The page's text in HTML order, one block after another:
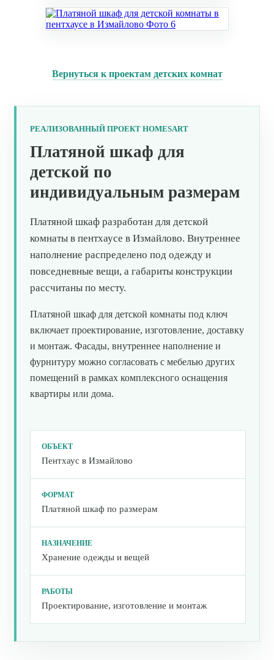
Вернуться к проектам детских комнат
РЕАЛИЗОВАННЫЙ ПРОЕКТ HOMESART
Платяной шкаф для
детской по
индивидуальным размерам
Платяной шкаф разработан для детской
комнаты в пентхаусе в Измайлово. Внутреннее
наполнение распределено под одежду и
повседневные вещи, а габариты конструкции
рассчитаны по месту.
Платяной шкаф для детской комнаты под ключ
включает проектирование, изготовление, доставку
и монтаж. Фасады, внутреннее наполнение и
фурнитуру можно согласовать с мебелью других
помещений в рамках комплексного оснащения
квартиры или дома.
ОБЪЕКТ
Пентхаус в Измайлово
ФОРМАТ
Платяной шкаф по размерам
НАЗНАЧЕНИЕ
Хранение одежды и вещей
РАБОТЫ
Проектирование, изготовление и монтаж